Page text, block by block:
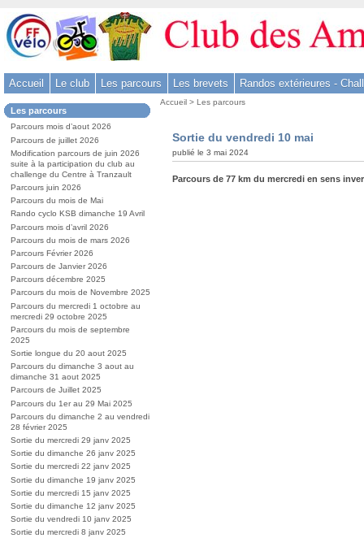
Aller
au
contenu
Aller
menu
-
Aller
à
la
recherche
Accueil Le club Les parcours Les brevets Randos extérieures -
Dans
la
rubrique
:
Les parcours
Parcours mois d’aout 2026
Parcours de juillet 2026
Modification parcours de juin 2026
suite à la participation du club au
challenge du Centre à Tranzault
Parcours juin 2026
Parcours du mois de Mai
Rando cyclo KSB dimanche 19 Avril
Parcours mois d’avril 2026
Parcours du mois de mars 2026
Parcours Février 2026
Parcours de Janvier 2026
Parcours décembre 2025
Parcours du mois de Novembre 2025
Parcours du mercredi 1 octobre au
mercredi 29 octobre 2025
Parcours du mois de septembre
2025
Sortie longue du 20 aout 2025
Parcours du dimanche 3 aout au
dimanche 31 aout 2025
Parcours de Juillet 2025
Parcours du 1er au 29 Mai 2025
Parcours du dimanche 2 au vendredi
28 février 2025
Sortie du mercredi 29 janv 2025
Sortie du dimanche 26 janv 2025
Sortie du mercredi 22 janv 2025
Sortie du dimanche 19 janv 2025
Sortie du mercredi 15 janv 2025
Sortie du dimanche 12 janv 2025
Sortie du vendredi 10 janv 2025
Sortie du mercredi 8 janv 2025
Vous
Accueil >Les parcours
Sortie du vendredi 10 mai
publié le 3 mai 2024
Parcours de 77 km du mercredi en sens